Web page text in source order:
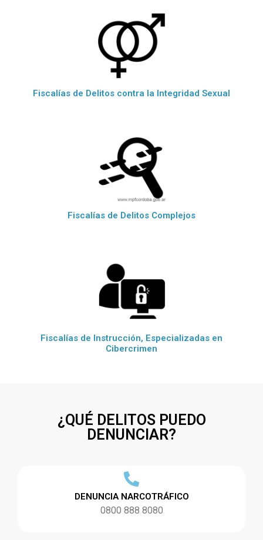
Fiscalías de Delitos contra la Integridad Sexual
Fiscalías de Delitos Complejos
Fiscalías de Instrucción, Especializadas en
Cibercrimen
¿QUÉ DELITOS PUEDO
DENUNCIAR?
DENUNCIA NARCOTRÁFICO
0800 888 8080